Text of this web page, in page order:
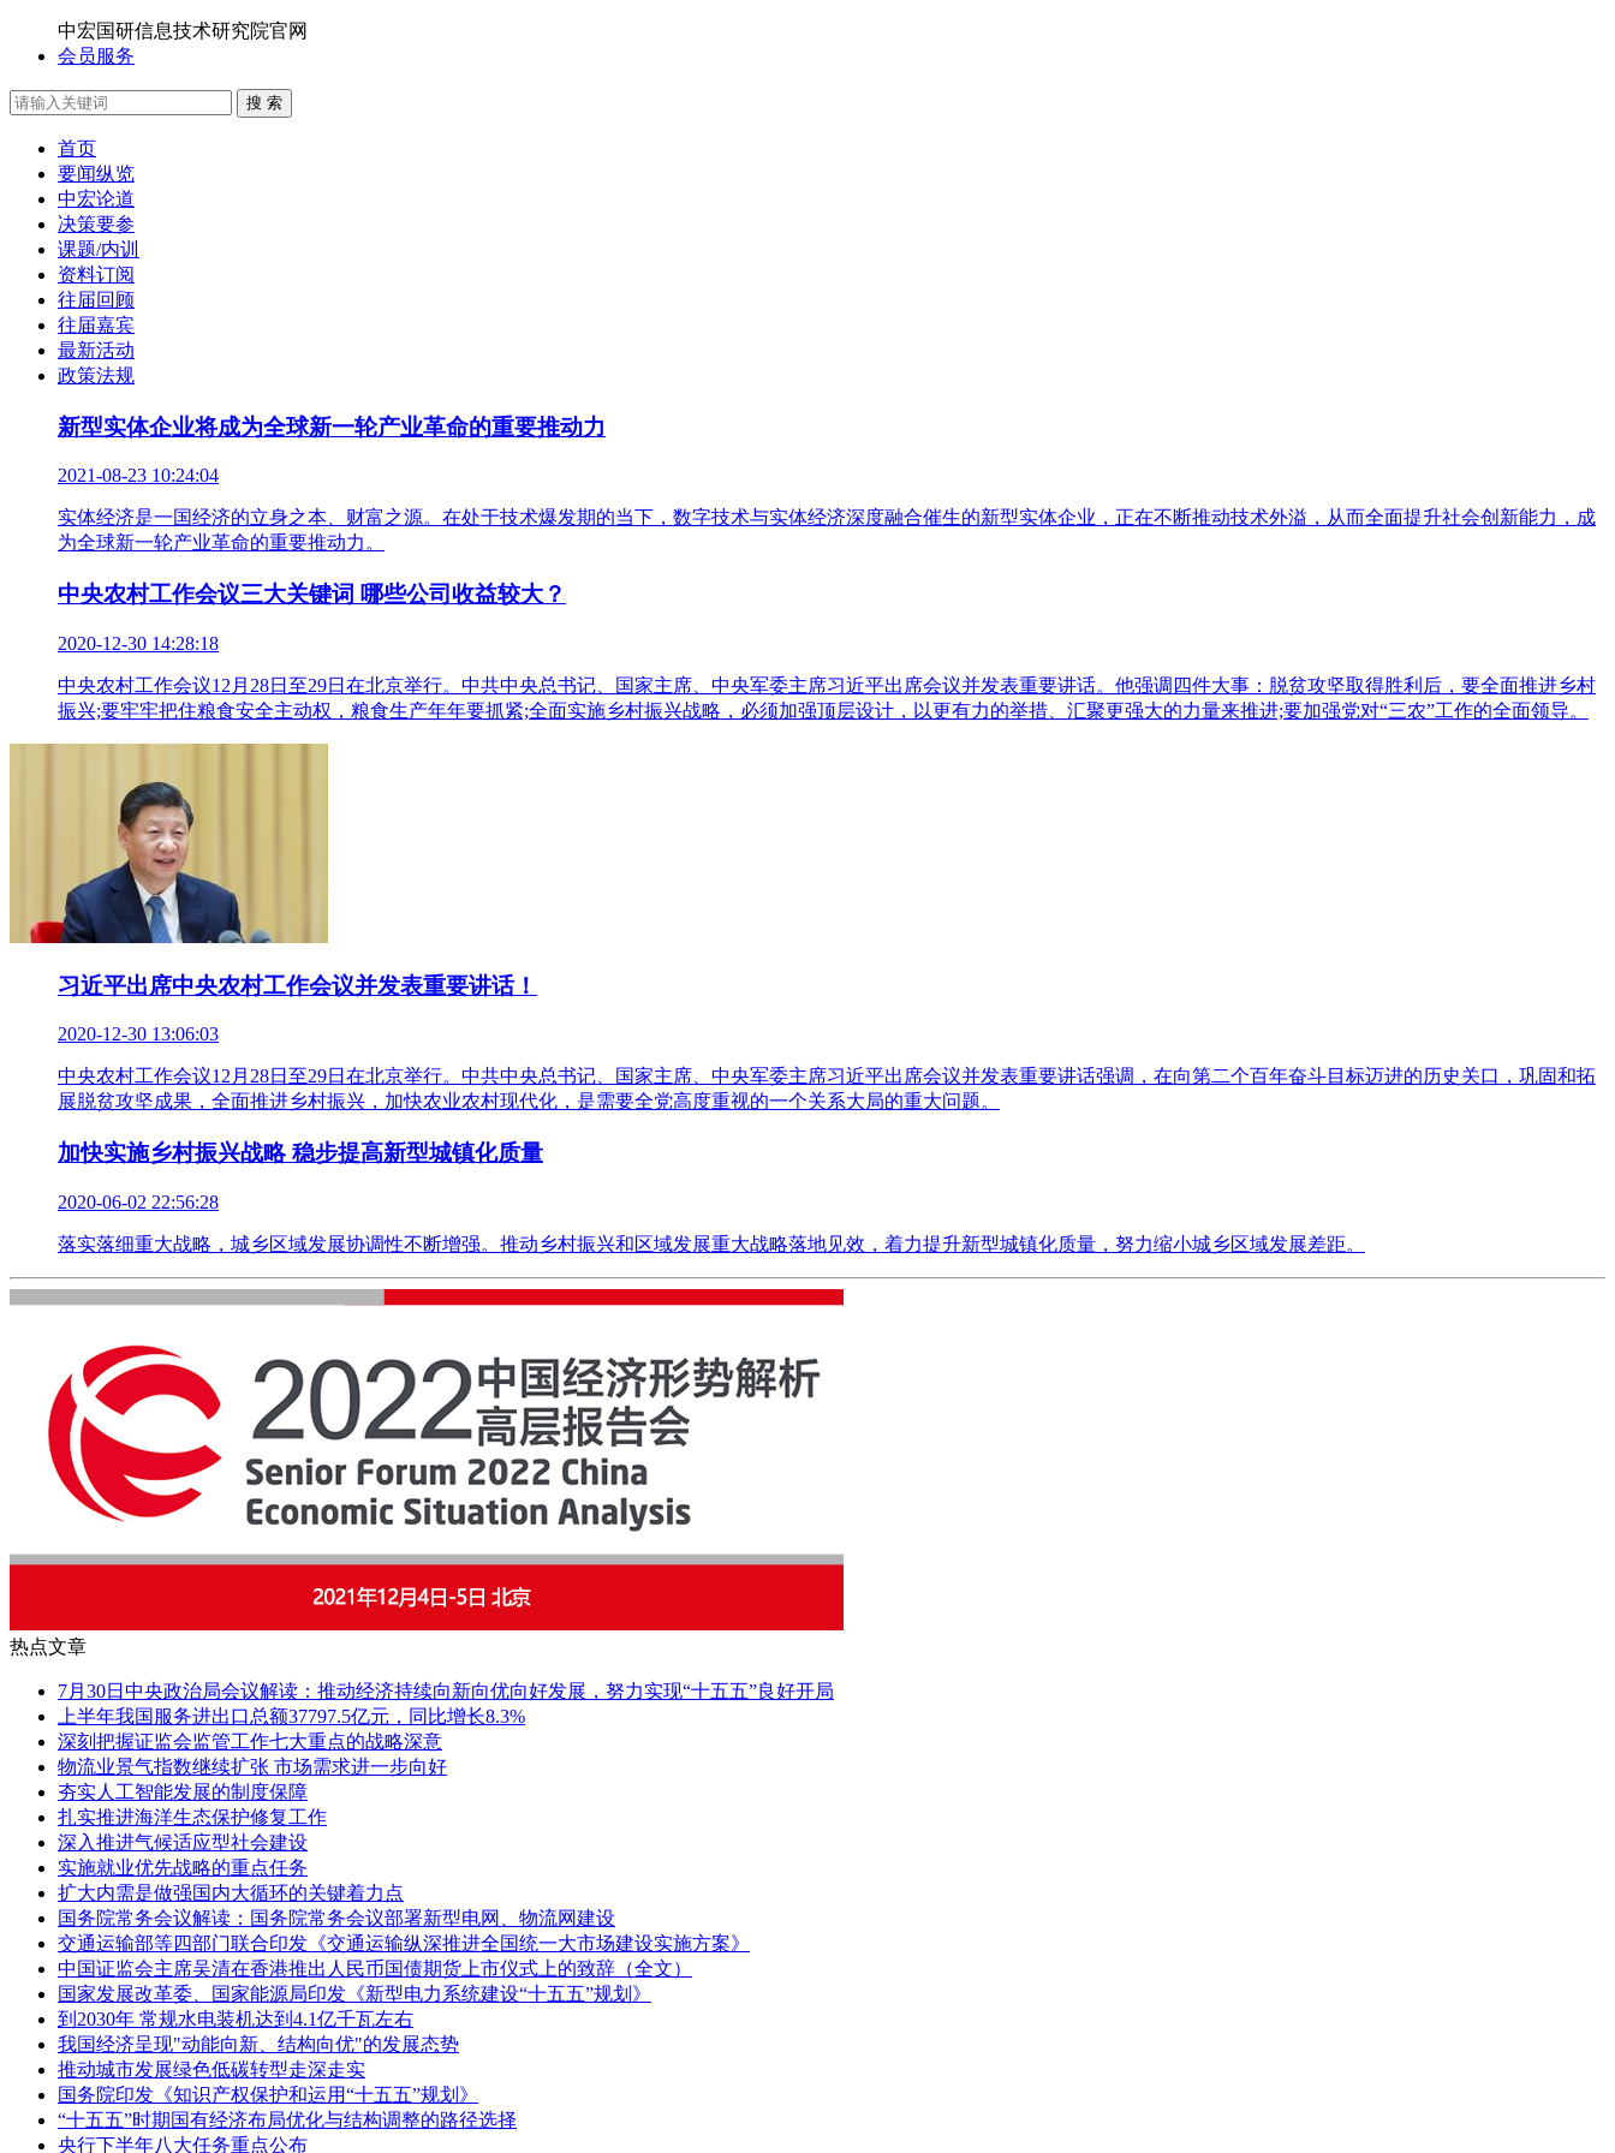
中宏国研信息技术研究院官网
会员服务
搜 索
首页
要闻纵览
中宏论道
决策要参
课题/内训
资料订阅
往届回顾
往届嘉宾
最新活动
政策法规
新型实体企业将成为全球新一轮产业革命的重要推动力
2021-08-23 10:24:04
实体经济是一国经济的立身之本、财富之源。在处于技术爆发期的当下，数字技术与实体经济深度融合催生的新型实体企业，正在不断推动技术外溢，从而全面提升社会创新能力，成
为全球新一轮产业革命的重要推动力。
中央农村工作会议三大关键词 哪些公司收益较大？
2020-12-30 14:28:18
中央农村工作会议12月28日至29日在北京举行。中共中央总书记、国家主席、中央军委主席习近平出席会议并发表重要讲话。他强调四件大事：脱贫攻坚取得胜利后，要全面推进乡村
振兴;要牢牢把住粮食安全主动权，粮食生产年年要抓紧;全面实施乡村振兴战略，必须加强顶层设计，以更有力的举措、汇聚更强大的力量来推进;要加强党对“三农”工作的全面领导。
习近平出席中央农村工作会议并发表重要讲话！
2020-12-30 13:06:03
中央农村工作会议12月28日至29日在北京举行。中共中央总书记、国家主席、中央军委主席习近平出席会议并发表重要讲话强调，在向第二个百年奋斗目标迈进的历史关口，巩固和拓
展脱贫攻坚成果，全面推进乡村振兴，加快农业农村现代化，是需要全党高度重视的一个关系大局的重大问题。
加快实施乡村振兴战略 稳步提高新型城镇化质量
2020-06-02 22:56:28
落实落细重大战略，城乡区域发展协调性不断增强。推动乡村振兴和区域发展重大战略落地见效，着力提升新型城镇化质量，努力缩小城乡区域发展差距。
热点文章
7月30日中央政治局会议解读：推动经济持续向新向优向好发展，努力实现“十五五”良好开局
上半年我国服务进出口总额37797.5亿元，同比增长8.3%
深刻把握证监会监管工作七大重点的战略深意
物流业景气指数继续扩张 市场需求进一步向好
夯实人工智能发展的制度保障
扎实推进海洋生态保护修复工作
深入推进气候适应型社会建设
实施就业优先战略的重点任务
扩大内需是做强国内大循环的关键着力点
国务院常务会议解读：国务院常务会议部署新型电网、物流网建设
交通运输部等四部门联合印发《交通运输纵深推进全国统一大市场建设实施方案》
中国证监会主席吴清在香港推出人民币国债期货上市仪式上的致辞（全文）
国家发展改革委、国家能源局印发《新型电力系统建设“十五五”规划》
到2030年 常规水电装机达到4.1亿千瓦左右
我国经济呈现"动能向新、结构向优"的发展态势
推动城市发展绿色低碳转型走深走实
国务院印发《知识产权保护和运用“十五五”规划》
“十五五”时期国有经济布局优化与结构调整的路径选择
央行下半年八大任务重点公布